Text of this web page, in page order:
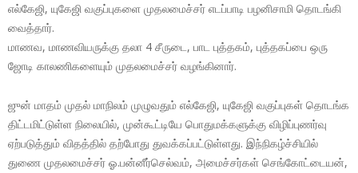
எல்கேஜி, யுகேஜி வகுப்புகளை முதலமைச்சர் எடப்பாடி பழனிசாமி தொடங்கி
வைத்தார்.
மாணவ, மாணவியருக்கு தலா 4 சீருடை, பாட புத்தகம், புத்தகப்பை ஒரு
ஜோடி காலணிகளையும் முதலமைச்சர் வழங்கினார்.
ஜுன் மாதம் முதல் மாநிலம் முழுவதும் எல்கேஜி, யுகேஜி வகுப்புகள் தொடங்க
திட்டமிட்டுள்ள நிலையில், முன்கூட்டியே பொதுமக்களுக்கு விழிப்புணர்வு
ஏற்படுத்தும் விதத்தில் தற்போது துவக்கப்பட்டுள்ளது. இந்நிகழ்ச்சியில்
துணை முதலமைச்சர் ஓ.பன்னீர்செல்வம், அமைச்சர்கள் செங்கோட்டையன்,